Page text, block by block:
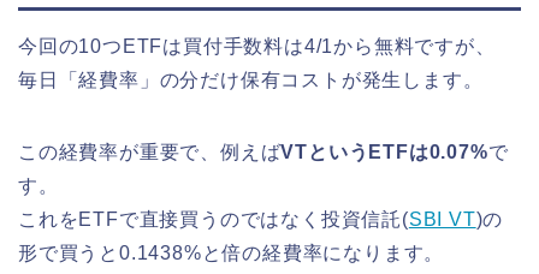
今回の10つETFは買付手数料は4/1から無料ですが、
毎日「経費率」の分だけ保有コストが発生します。
この経費率が重要で、例えばVTというETFは0.07%で
す。
これをETFで直接買うのではなく投資信託(SBI VT)の
形で買うと0.1438%と倍の経費率になります。